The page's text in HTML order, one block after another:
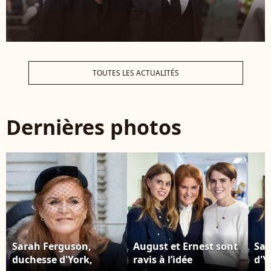
TOUTES LES ACTUALITÉS
Dernières photos
Sarah Ferguson,
duchesse d'York,
August et Ernest sont
ravis à l’idée